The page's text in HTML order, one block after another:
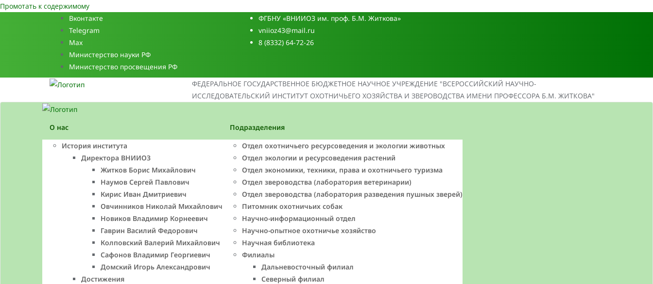
Промотать к содержимому
Вконтакте
Telegram
Max
Министерство науки РФ
Министерство просвещения РФ
ФГБНУ «ВНИИОЗ им. проф. Б.М. Житкова»
vniioz43@mail.ru
8 (8332) 64-72-26
ФЕДЕРАЛЬНОЕ ГОСУДАРСТВЕННОЕ БЮДЖЕТНОЕ НАУЧНОЕ УЧРЕЖДЕНИЕ "ВСЕРОССИЙСКИЙ НАУЧНО-
ИССЛЕДОВАТЕЛЬСКИЙ ИНСТИТУТ ОХОТНИЧЬЕГО ХОЗЯЙСТВА И ЗВЕРОВОДСТВА ИМЕНИ ПРОФЕССОРА Б.М. ЖИТКОВА"
О нас
История института
Директора ВНИИОЗ
Житков Борис Михайлович
Наумов Сергей Павлович
Кирис Иван Дмитриевич
Овчинников Николай Михайлович
Новиков Владимир Корнеевич
Гаврин Василий Федорович
Колповский Валерий Михайлович
Сафонов Владимир Георгиевич
Домский Игорь Александрович
Достижения
Подразделения
Отдел охотничьего ресурсоведения и экологии животных
Отдел экологии и ресурсоведения растений
Отдел экономики, техники, права и охотничьего туризма
Отдел звероводства (лаборатория ветеринарии)
Отдел звероводства (лаборатория разведения пушных зверей)
Питомник охотничьих собак
Научно-информационный отдел
Научно-опытное охотничье хозяйство
Научная библиотека
Филиалы
Дальневосточный филиал
Северный филиал